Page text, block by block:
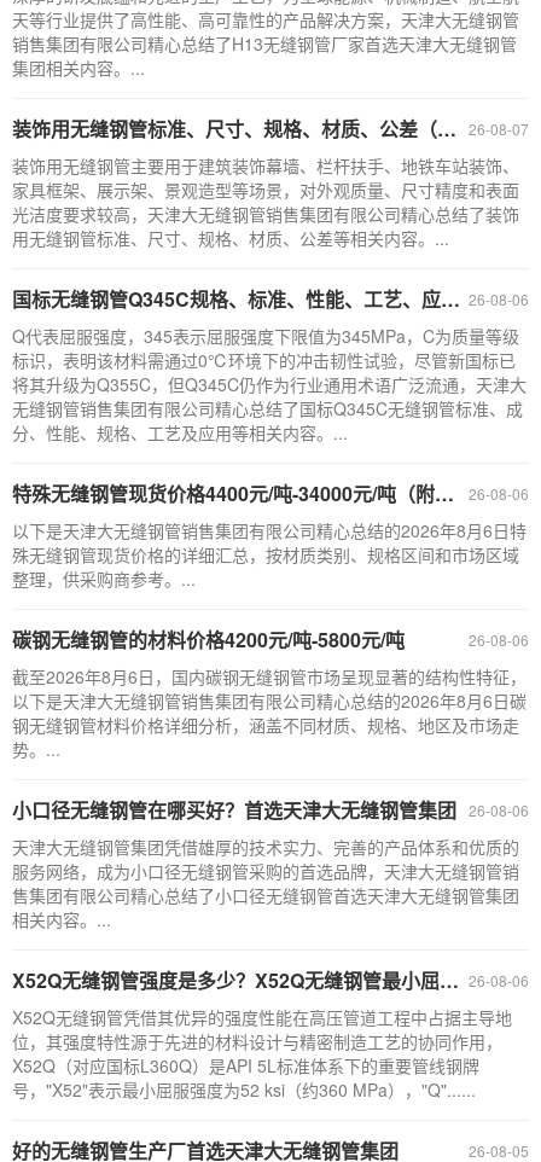
天等行业提供了高性能、高可靠性的产品解决方案，天津大无缝钢管
销售集团有限公司精心总结了H13无缝钢管厂家首选天津大无缝钢管
集团相关内容。...
26-08-07
装饰用无缝钢管标准、尺寸、规格、材质、公差（附：装饰用无缝钢管常见规格速查表）
装饰用无缝钢管主要用于建筑装饰幕墙、栏杆扶手、地铁车站装饰、
家具框架、展示架、景观造型等场景，对外观质量、尺寸精度和表面
光洁度要求较高，天津大无缝钢管销售集团有限公司精心总结了装饰
用无缝钢管标准、尺寸、规格、材质、公差等相关内容。...
26-08-06
国标无缝钢管Q345C规格、标准、性能、工艺、应用（附：选购与验收要点）
Q代表屈服强度，345表示屈服强度下限值为345MPa，C为质量等级
标识，表明该材料需通过0℃环境下的冲击韧性试验，尽管新国标已
将其升级为Q355C，但Q345C仍作为行业通用术语广泛流通，天津大
无缝钢管销售集团有限公司精心总结了国标Q345C无缝钢管标准、成
分、性能、规格、工艺及应用等相关内容。...
26-08-06
特殊无缝钢管现货价格4400元/吨-34000元/吨（附：采购建议）
以下是天津大无缝钢管销售集团有限公司精心总结的2026年8月6日特
殊无缝钢管现货价格的详细汇总，按材质类别、规格区间和市场区域
整理，供采购商参考。...
26-08-06
碳钢无缝钢管的材料价格4200元/吨-5800元/吨
截至2026年8月6日，国内碳钢无缝钢管市场呈现显著的结构性特征，
以下是天津大无缝钢管销售集团有限公司精心总结的2026年8月6日碳
钢无缝钢管材料价格详细分析，涵盖不同材质、规格、地区及市场走
势。...
26-08-06
小口径无缝钢管在哪买好？首选天津大无缝钢管集团
天津大无缝钢管集团凭借雄厚的技术实力、完善的产品体系和优质的
服务网络，成为小口径无缝钢管采购的首选品牌，天津大无缝钢管销
售集团有限公司精心总结了小口径无缝钢管首选天津大无缝钢管集团
相关内容。...
26-08-06
X52Q无缝钢管强度是多少？X52Q无缝钢管最小屈服强度为 52 ksi（约360 MPa）
X52Q无缝钢管凭借其优异的强度性能在高压管道工程中占据主导地
位，其强度特性源于先进的材料设计与精密制造工艺的协同作用，
X52Q（对应国标L360Q）是API 5L标准体系下的重要管线钢牌
号，"X52"表示最小屈服强度为52 ksi（约360 MPa），"Q"......
26-08-05
好的无缝钢管生产厂首选天津大无缝钢管集团